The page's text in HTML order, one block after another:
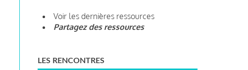
Voir les dernières ressources
Partagez des ressources
LES RENCONTRES